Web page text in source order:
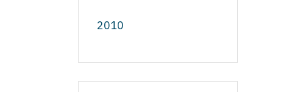
2010